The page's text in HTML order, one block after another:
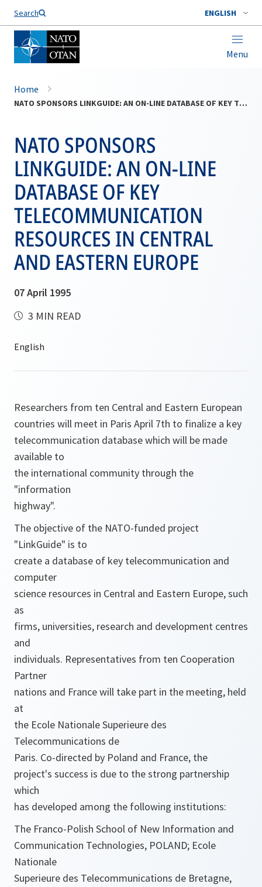
Search ENGLISH
Menu
Home
NATO SPONSORS LINKGUIDE: AN ON-LINE DATABASE OF KEY TELECOMMUNICATION RESOURCES IN CENTRAL AND EASTERN EUROPE
NATO SPONSORS
LINKGUIDE: AN ON-LINE
DATABASE OF KEY
TELECOMMUNICATION
RESOURCES IN CENTRAL
AND EASTERN EUROPE
07 April 1995
3 MIN READ
Researchers from ten Central and Eastern European
countries will meet in Paris April 7th to finalize a key
telecommunication database which will be made
available to
the international community through the
"information
highway".
The objective of the NATO-funded project
"LinkGuide" is to
create a database of key telecommunication and
computer
science resources in Central and Eastern Europe, such
as
firms, universities, research and development centres
and
individuals. Representatives from ten Cooperation
Partner
nations and France will take part in the meeting, held
at
the Ecole Nationale Superieure des
Telecommunications de
Paris. Co-directed by Poland and France, the
project's success is due to the strong partnership
which
has developed among the following institutions:
The Franco-Polish School of New Information and
Communication Technologies, POLAND; Ecole
Nationale
Superieure des Telecommunications de Bretagne,